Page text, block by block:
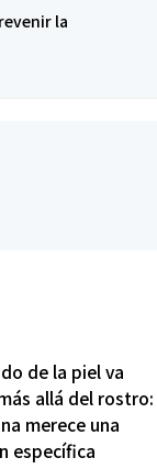
la
de la piel va
allá del rostro:
merece una
específica